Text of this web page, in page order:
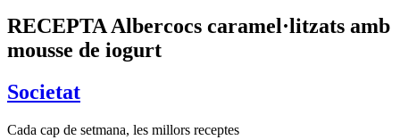
RECEPTA Albercocs caramel·litzats amb
mousse de iogurt
Societat
Cada cap de setmana, les millors receptes